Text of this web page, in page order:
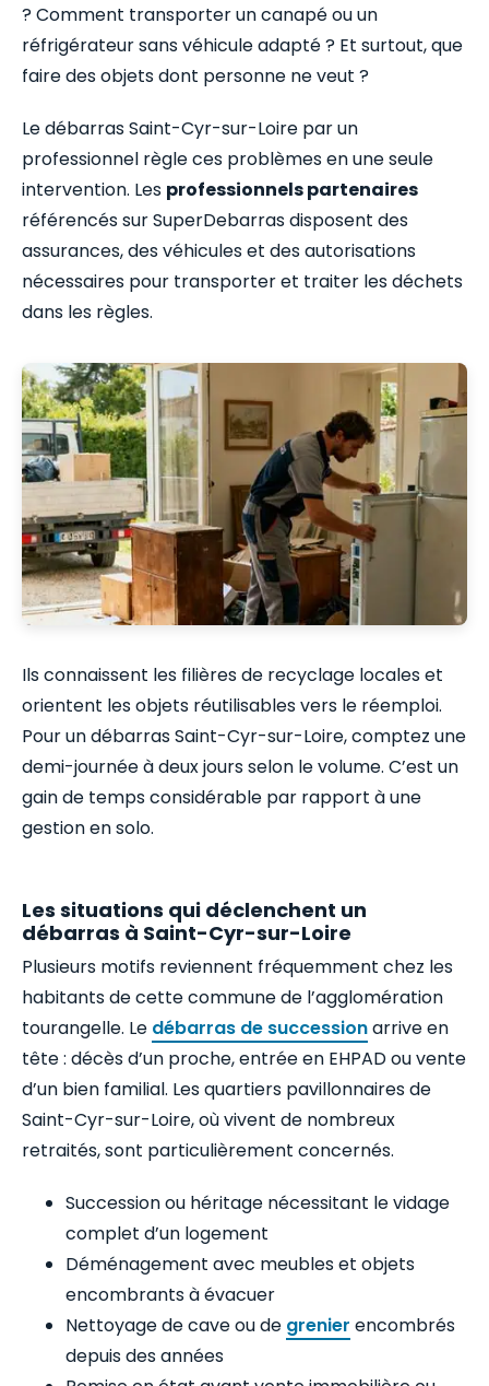
? Comment transporter un canapé ou un
réfrigérateur sans véhicule adapté ? Et surtout, que
faire des objets dont personne ne veut ?
Le débarras Saint-Cyr-sur-Loire par un
professionnel règle ces problèmes en une seule
intervention. Les professionnels partenaires
référencés sur SuperDebarras disposent des
assurances, des véhicules et des autorisations
nécessaires pour transporter et traiter les déchets
dans les règles.
Ils connaissent les filières de recyclage locales et
orientent les objets réutilisables vers le réemploi.
Pour un débarras Saint-Cyr-sur-Loire, comptez une
demi-journée à deux jours selon le volume. C’est un
gain de temps considérable par rapport à une
gestion en solo.
Les situations qui déclenchent un
débarras à Saint-Cyr-sur-Loire
Plusieurs motifs reviennent fréquemment chez les
habitants de cette commune de l’agglomération
tourangelle. Le débarras de successionarrive en
tête : décès d’un proche, entrée en EHPAD ou vente
d’un bien familial. Les quartiers pavillonnaires de
Saint-Cyr-sur-Loire, où vivent de nombreux
retraités, sont particulièrement concernés.
Succession ou héritage nécessitant le vidage
complet d’un logement
Déménagement avec meubles et objets
encombrants à évacuer
Nettoyage de cave ou de grenier encombrés
depuis des années